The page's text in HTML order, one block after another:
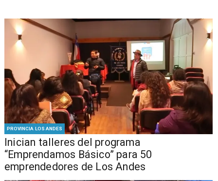
PROVINCIA LOS ANDES
Inician talleres del programa
“Emprendamos Básico” para 50
emprendedores de Los Andes